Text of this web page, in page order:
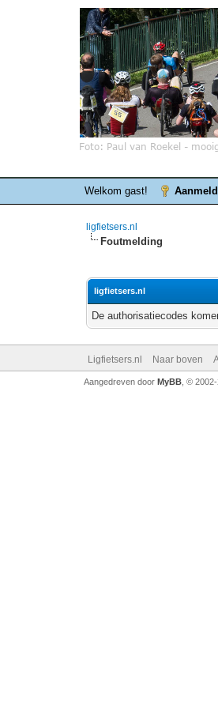
Welkom gast!
ligfietsers.nl
Foutmelding
ligfietsers.nl
De authorisatiecodes
Ligfietsers.nl Naar boven
Aangedreven door MyBB, ©